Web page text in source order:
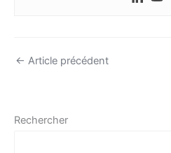
← Article précédent
Rechercher